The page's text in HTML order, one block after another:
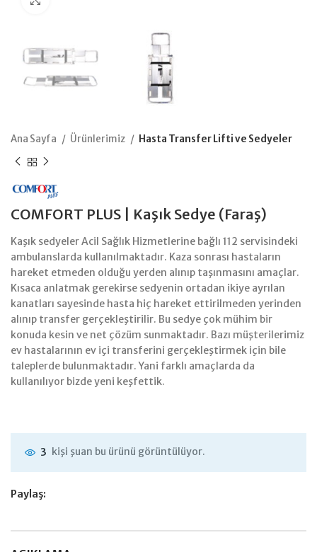
Ana Sayfa Ürünlerimiz Hasta Transfer Lifti ve Sedyeler
COMFORT PLUS | Kaşık Sedye (Faraş)
Kaşık sedyeler Acil Sağlık Hizmetlerine bağlı 112 servisindeki
ambulanslarda kullanılmaktadır. Kaza sonrası hastaların
hareket etmeden olduğu yerden alınıp taşınmasını amaçlar.
Kısaca anlatmak gerekirse sedyenin ortadan ikiye ayrılan
kanatları sayesinde hasta hiç hareket ettirilmeden yerinden
alınıp transfer gerçekleştirilir. Bu sedye çok mühim bir
konuda kesin ve net çözüm sunmaktadır. Bazı müşterilerimiz
ev hastalarının ev içi transferini gerçekleştirmek için bile
taleplerde bulunmaktadır. Yani farklı amaçlarda da
kullanılıyor bizde yeni keşfettik.
3 kişi şuan bu ürünü görüntülüyor.
Paylaş: